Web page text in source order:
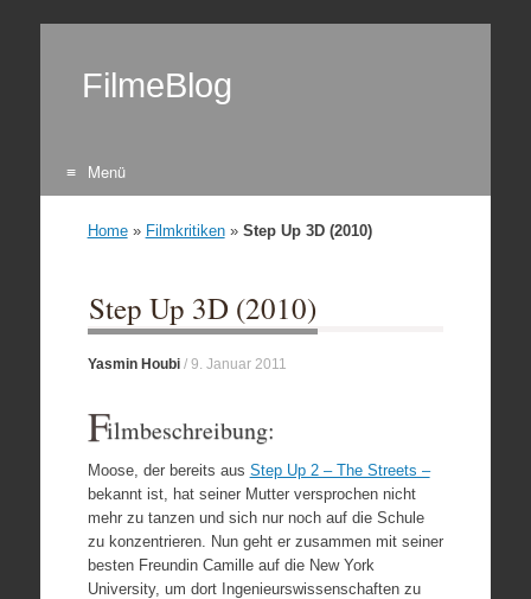
FilmeBlog
Menü
Home» Filmkritiken» Step Up 3D (2010)
Step Up 3D (2010)
Yasmin Houbi/ 9. Januar 2011
Filmbeschreibung:
Moose, der bereits aus Step Up 2 – The Streets –
bekannt ist, hat seiner Mutter versprochen nicht
mehr zu tanzen und sich nur noch auf die Schule
zu konzentrieren. Nun geht er zusammen mit seiner
besten Freundin Camille auf die New York
University, um dort Ingenieurswissenschaften zu